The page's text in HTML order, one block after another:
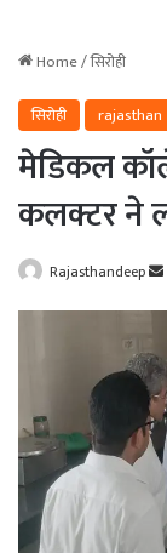
Home/सिरोही
सिरोही
rajasthan
मेडिकल
कलक्टर ने
Rajasthandeep